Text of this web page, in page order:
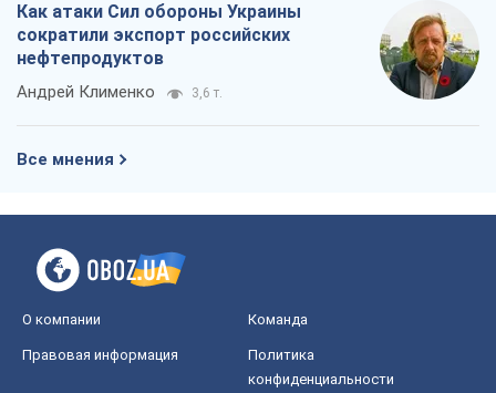
Как атаки Сил обороны Украины
сократили экспорт российских
нефтепродуктов
Андрей Клименко 3,6 т.
Все мнения
О компании Команда
Правовая информация
Политика
конфиденциальности